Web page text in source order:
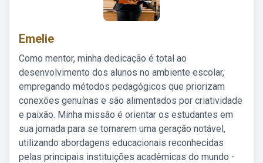
Emelie
Como mentor, minha dedicação é total ao
desenvolvimento dos alunos no ambiente escolar,
empregando métodos pedagógicos que priorizam
conexões genuínas e são alimentados por criatividade
e paixão. Minha missão é orientar os estudantes em
sua jornada para se tornarem uma geração notável,
utilizando abordagens educacionais reconhecidas
pelas principais instituições acadêmicas do mundo -